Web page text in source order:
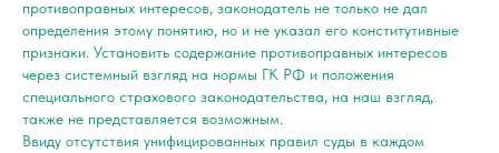
противоправных интересов, законодатель не только не дал
определения этому понятию, но и не указал его конститутивные
признаки. Установить содержание противоправных интересов
через системный взгляд на нормы ГК РФ и положения
специального страхового законодательства, на наш взгляд,
также не представляется возможным.
Ввиду отсутствия унифицированных правил суды в каждом